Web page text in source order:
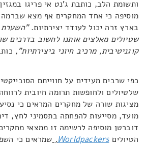
ותשומת הלב, כותבת ג'נט אי פריגו
מוסיפה כי אחד המחקרים אף מצא שברמה
בארץ זרה יכול לעודד יצירתיות."השערת
שטיולים מאלצים אותנו לחשוב בדרכים
קוגניטיבית, מרכיב חיוני ביצירתיות",
כפי שרבים מעידים על חווייתם
שלטיולים ולחופשות תרומה חיובית
מציגות שורה של מחקרים המראים כי
מועד, מסייעות להפחתה בתסמיני לחץ,
דוברטן מוסיפה לרשימה זו ממצאי
הטיוליםWorldpackers
, שמראים כי